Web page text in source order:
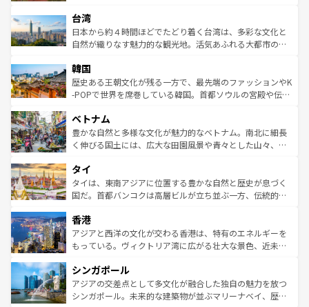
ならではの贅沢な旅のスタイルだ。 なお、新着のアメリカ
情報はコンテンツ一覧を参照してほしい。
れるおもてなしの心で訪れる人々を迎えてくれるハワイの
人々、おいしいローカルフードやハワイアンミュージッ
ク、伝統的なフラダンスなど、すべてがハワイの魅力を彩
ワイを、存分に味わってほしい。 なお、新着のハワイ情報
はコンテンツ一覧を参照してほしい。
リアリーフや大陸中央部にそびえるウルル（エアーズロッ
ク）、タスマニアの美しい原生林やケアンズの熱帯雨林な
ど、見どころがたくさん。また、カフェやワイン、オージ
いる。アクティビティも充実しており、サーフィンやダイ
ビング、ハイキングなど、アウトドア好きにはたまらな
い。オーストラリアの多彩な魅力を存分に味わいつくそ
参照してほしい。
台湾
日本から約４時間ほどでたどり着く台湾は、多彩な文化と
自然が織りなす魅力的な観光地。活気あふれる大都市の台
ン）、静ひつな山岳地帯である台湾東部など、都市の喧騒
と山間の静けさが共存しており、訪れる人に新しい発見と
驚きをもたらしてくれる。また、奥深い台湾の食文化も魅
容にもいいと評判のスイーツなど、バラエティ豊かな料理
が味わえる。 なお、新着の台湾情報は コンテンツ一覧を参
照してほしい。
韓国
歴史ある王朝文化が残る一方で、最先端のファッションやK
-POPで世界を席巻している韓国。首都ソウルの宮殿や伝統
き、地方に足を延ばせば四季折々の自然美を楽しむことが
できる。そして、キムチや焼肉、絶品のストリートフード
まで、さまざまな韓国料理が待っている。夜には、韓国な
リティに包まれながら、韓国の多彩な魅力を心ゆくまで味
わってみてほしい。 なお、新着の韓国情報はコンテンツ一
覧を参照してほしい。
ベトナム
豊かな自然と多様な文化が魅力的なベトナム。南北に細長
く伸びる国土には、広大な田園風景や青々とした山々、世
急速な発展と共に伝統が息づく。ハノイの古い町並みやホ
ーチミン市のフランス統治時代の建物も、独特の雰囲気を
醸し出している。また、バラエティの豊かさとおいしさで
とつ。フォーやバインミー、ベトナムコーヒーなどは、ぜ
ひ現地で味わいたい。どの地域を訪れてもあたたかい人々
が旅行者を迎えてくれるので、きっと忘れられない旅にな
参照してほしい。
タイ
タイは、東南アジアに位置する豊かな自然と歴史が息づく
国だ。首都バンコクは高層ビルが立ち並ぶ一方、伝統的な
の活気が交差している。北部ではチェンマイなどの山岳地
帯で自然と触れ合い、南部ではプーケットやクラビの美し
いビーチでリゾート気分を楽しむことができる。タイ料理
激する。気候は一年中温暖で、どの季節にも異なる楽しみ
が待っている。親しみやすいタイの人々、仏教を中心とし
た文化、そして多様な観光資源が、訪れる旅人を魅了し続
香港
アジアと西洋の文化が交わる香港は、特有のエネルギーを
もっている。ヴィクトリア湾に広がる壮大な景色、近未来
み、どこを訪れても感動するはず。観光スポットが密集し
ており、効率よく見どころを回れるのも魅力。息をのむよ
うな絶景から文化的な体験まで、香港を存分に楽しみ尽く
シンガポール
アジアの交差点として多文化が融合した独自の魅力を放つ
シンガポール。未来的な建築物が並ぶマリーナベイ、歴史